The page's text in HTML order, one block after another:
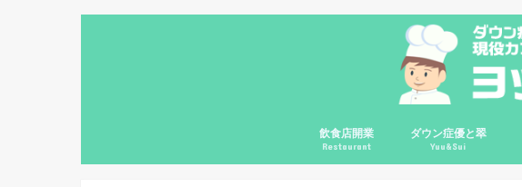
飲食店開業
Restaurant
ダウン症優と翠
Yuu&Sui